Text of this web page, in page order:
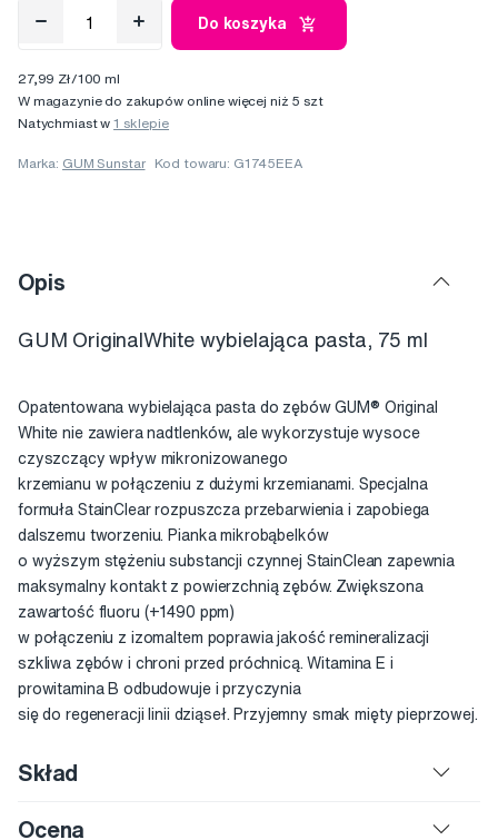
Do koszyka
27,99 Zł/100 ml
W magazynie do zakupów online więcej niż 5 szt
Natychmiast w1 sklepie
Marka: GUM Sunstar Kod towaru: G1745EEA
Opis
GUM OriginalWhite wybielająca pasta, 75 ml
Opatentowana wybielająca pasta do zębów GUM® Original
White nie zawiera nadtlenków, ale wykorzystuje wysoce
czyszczący wpływ mikronizowanego
krzemianu w połączeniu z dużymi krzemianami. Specjalna
formuła StainClear rozpuszcza przebarwienia i zapobiega
dalszemu tworzeniu. Pianka mikrobąbelków
o wyższym stężeniu substancji czynnej StainClean zapewnia
maksymalny kontakt z powierzchnią zębów. Zwiększona
zawartość fluoru (+1490 ppm)
w połączeniu z izomaltem poprawia jakość remineralizacji
szkliwa zębów i chroni przed próchnicą. Witamina E i
prowitamina B odbudowuje i przyczynia
się do regeneracji linii dziąseł. Przyjemny smak mięty pieprzowej.
Skład
Ocena